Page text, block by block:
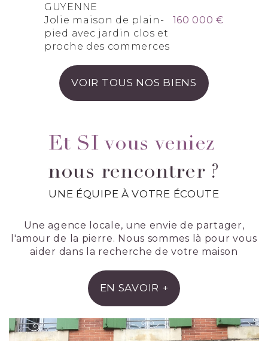
GUYENNE
Jolie maison de plain-
pied avec jardin clos et
proche des commerces
160 000 €
VOIR TOUS NOS BIENS
Et SI vous veniez
nous rencontrer ?
UNE ÉQUIPE À VOTRE ÉCOUTE
Une agence locale, une envie de partager,
l'amour de la pierre. Nous sommes là pour vous
aider dans la recherche de votre maison
EN SAVOIR +